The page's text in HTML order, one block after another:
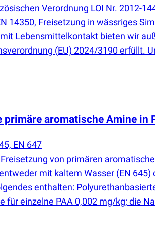
Verordnung LOI Nr. 2012-
14350, Freisetzung in wässriges
Lebensmittelkontakt bieten wir
(EU) 2024/3190 erfüllt.
primäre aromatische Amine in
EN 647
von primären
mit kaltem Wasser (EN 645)
enthalten:
für einzelne PAA 0,002 mg/kg; die